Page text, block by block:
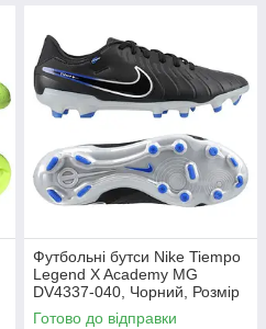
Футбольні бутси Nike Tiempo
Legend X Academy MG
DV4337-040, Чорний, Розмір
(EU) - 43
Готово до відправки